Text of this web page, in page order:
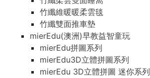
竹纖維暖暖柔雲毯
竹纖雙面推車墊
mierEdu(澳洲)早教益智童玩
mierEdu拼圖系列
mierEdu3D立體拼圖系列
mierEdu 3D立體拼圖 迷你系列